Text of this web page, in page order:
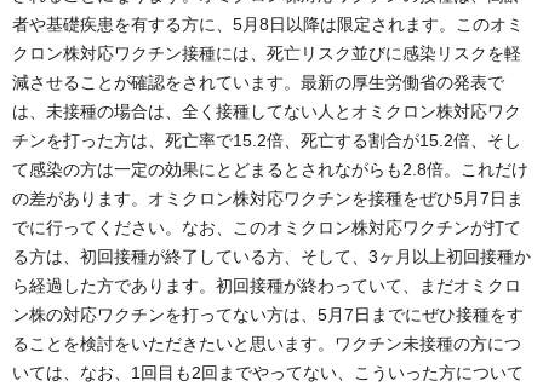
者や基礎疾患を有する方に、5月8日以降は限定されます。このオミ
クロン株対応ワクチン接種には、死亡リスク並びに感染リスクを軽
減させることが確認をされています。最新の厚生労働省の発表で
は、未接種の場合は、全く接種してない人とオミクロン株対応ワク
チンを打った方は、死亡率で15.2倍、死亡する割合が15.2倍、そし
て感染の方は一定の効果にとどまるとされながらも2.8倍。これだけ
の差があります。オミクロン株対応ワクチンを接種をぜひ5月7日ま
でに行ってください。なお、このオミクロン株対応ワクチンが打て
る方は、初回接種が終了している方、そして、3ヶ月以上初回接種か
ら経過した方であります。初回接種が終わっていて、まだオミクロ
ン株の対応ワクチンを打ってない方は、5月7日までにぜひ接種をす
ることを検討をいただきたいと思います。ワクチン未接種の方につ
いては、なお、1回目も2回までやってない、こういった方について